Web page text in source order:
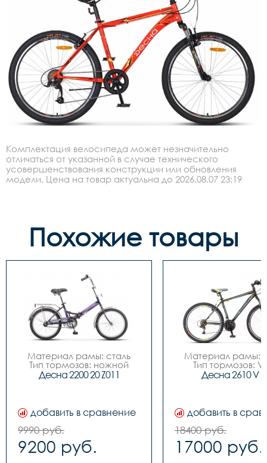
Комплектация велосипеда может незначительно
отличаться от указанной в случае технического
усовершенствования конструкции или обновления
модели. Цена на товар актуальна до 2026.08.07 23:19
Похожие товары
Материал рамы: сталь
Тип тормозов: ножной
Диаметр колес: 20
Размер рамы - 13,5"
дизайна - Зелёный;
Красный; Пурпурный;
Вилка передняя - Жесткая
Рулевая колонка -
Резьбовая
Десна 2200 20 Z011
добавить в сравнение
9990 руб.
9200 руб.
Материал рамы:
Тип тормозов:
ободной
Диаметр
Количество
Цвет рамы /
дизайна -
черный, Синий/
Черный/
Вилка
Десна 2610 V
добавить в
18400 руб.
17000 руб.